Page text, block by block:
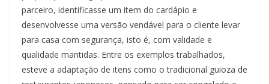
parceiro, identificasse um item do cardápio e
desenvolvesse uma versão vendável para o cliente levar
para casa com segurança, isto é, com validade e
qualidade mantidas. Entre os exemplos trabalhados,
esteve a adaptação de itens como o tradicional guioza de